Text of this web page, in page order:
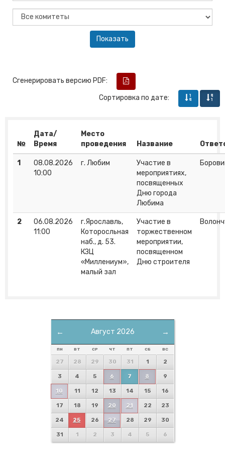
Сгенерировать версию PDF:
Сортировка по дате:
№
Дата/
Время
Место
проведения
Название
1
08.08.2026
10:00
г. Любим
Участие в
мероприятиях,
посвященных
Дню города
Любима
2
06.08.2026
11:00
г.Ярославль,
Которосльная
наб., д. 53.
КЗЦ
«Миллениум»,
малый зал
Участие в
торжественном
мероприятии,
посвященном
Дню строителя
← →
Август 2026
ПН ВТ СР ЧТ ПТ СБ ВС
27 28 29 30 31 1 2
3 4 5 6 7 8 9
10 11 12 13 14 15 16
17 18 19 20 21 22 23
24 25 26 27 28 29 30
31 1 2 3 4 5 6